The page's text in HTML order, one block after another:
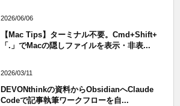
2026/06/06
【Mac Tips】ターミナル不要。Cmd+Shift+
「.」でMacの隠しファイルを表示・非表...
2026/03/11
DEVONthinkの資料からObsidianへClaude
Codeで記事執筆ワークフローを自...